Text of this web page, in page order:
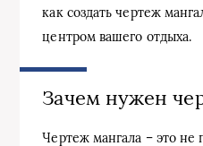
как создать чертеж
центром вашего отдыха.
Зачем нужен
Чертеж мангала – это не